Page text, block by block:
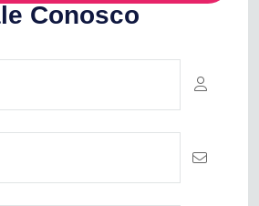
Conosco